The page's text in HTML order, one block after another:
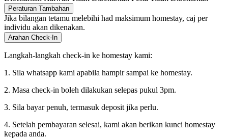
Peraturan Tambahan
Jika bilangan tetamu melebihi had maksimum homestay, caj per
individu akan dikenakan.
Arahan Check-In
Langkah-langkah check-in ke homestay kami:
1. Sila whatsapp kami apabila hampir sampai ke homestay.
2. Masa check-in boleh dilakukan selepas pukul 3pm.
3. Sila bayar penuh, termasuk deposit jika perlu.
4. Setelah pembayaran selesai, kami akan berikan kunci homestay
kepada anda.